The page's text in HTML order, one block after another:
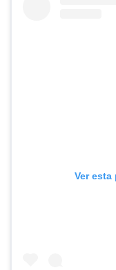
Ver